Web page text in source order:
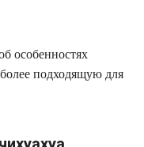
особенностях
подходящую для